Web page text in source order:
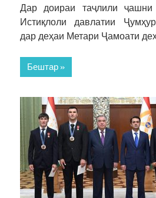
Дар доираи таҷлили
Истиқлоли давлатии
дар деҳаи Метари Ҷамоати
Бештар »